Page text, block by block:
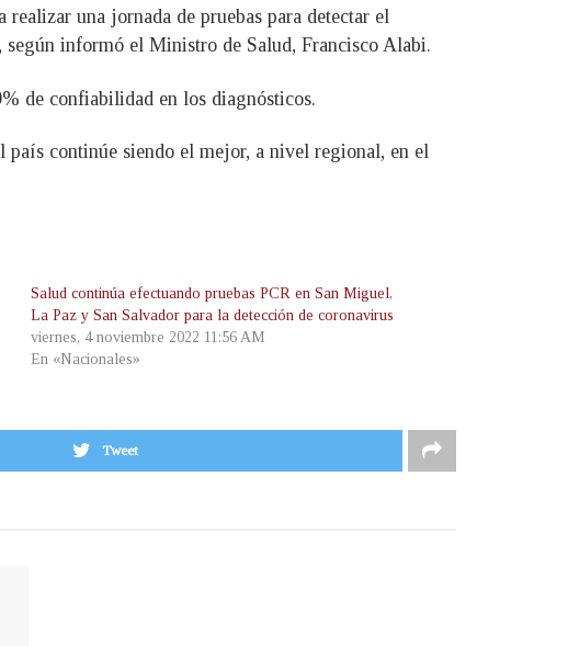
una jornada de pruebas para detectar el
según informó el Ministro de Salud, Francisco Alabi.
de confiabilidad en los diagnósticos.
país continúe siendo el mejor, a nivel regional, en el
Salud continúa efectuando pruebas PCR en San Miguel,
La Paz y San Salvador para la detección de coronavirus
viernes, 4 noviembre 2022 11:56 AM
En «Nacionales»
Tweet